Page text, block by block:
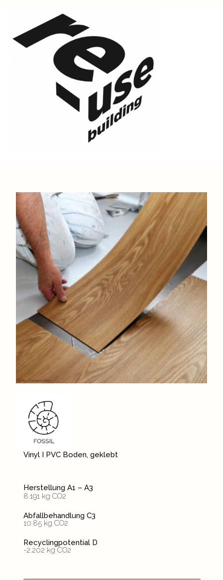
Vinyl I PVC Boden, geklebt
Herstellung A1 – A3
8.191 kg CO2
Abfallbehandlung C3
10.85 kg CO2
Recyclingpotential D
-2.202 kg CO2